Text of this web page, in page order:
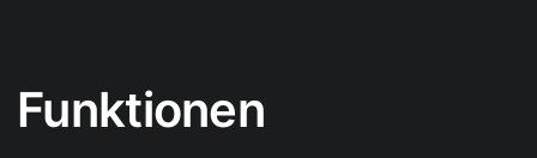
Funktionen